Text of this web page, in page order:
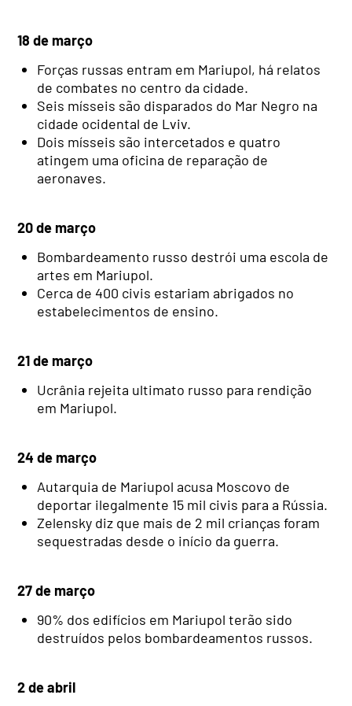
18 de março
Forças russas entram em Mariupol, há relatos
de combates no centro da cidade.
Seis mísseis são disparados do Mar Negro na
cidade ocidental de Lviv.
Dois mísseis são intercetados e quatro
atingem uma oficina de reparação de
aeronaves.
20 de março
Bombardeamento russo destrói uma escola de
artes em Mariupol.
Cerca de 400 civis estariam abrigados no
estabelecimentos de ensino.
21 de março
Ucrânia rejeita ultimato russo para rendição
em Mariupol.
24 de março
Autarquia de Mariupol acusa Moscovo de
deportar ilegalmente 15 mil civis para a Rússia.
Zelensky diz que mais de 2 mil crianças foram
sequestradas desde o início da guerra.
27 de março
90% dos edifícios em Mariupol terão sido
destruídos pelos bombardeamentos russos.
2 de abril